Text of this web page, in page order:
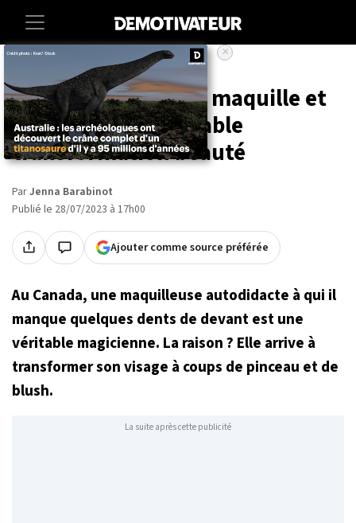
Insolite
Cette tiktokeuse se maquille et
partage son incroyable
transformation beauté
ParJenna Barabinot
Publié le 28/07/2023 à 17h00
Ajouter comme source préférée
Au Canada, une maquilleuse autodidacte à qui il
manque quelques dents de devant est une
véritable magicienne. La raison ? Elle arrive à
transformer son visage à coups de pinceau et de
blush.
La suite après cette publicité
×